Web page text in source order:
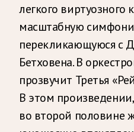
легкого виртуозного
масштабную
перекликающуюся с
Бетховена. В
прозвучит Третья
В этом
во второй половине